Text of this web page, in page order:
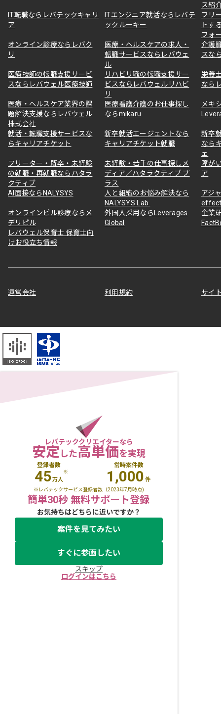
ス紹
IT転職ならレバテックキャリ
ア
ITエンジニア就活ならレバテ
ックルーキー
フリ
トす
フォ
オンライン診療ならレバク
リ
医療・ヘルスケアの求人・
転職サービスならレバウェ
ル
介護
スな
医療技師の転職支援サービ
スならレバウェル医療技師
リハビリ職の転職支援サー
ビスならレバウェルリハビ
リ
栄養
なら
医療・ヘルスケア業界の課
題解決支援ならレバウェル
株式会社
医療看護介護のお仕事探し
ならmikaru
メキ
就活・転職支援サービスな
らキャリアチケット
新卒就活エージェントなら
キャリアチケット就職
新卒
なら
ェ
フリーター・既卒・未経験
の就職・再就職ならハタラ
クティブ
未経験・若手の仕事探しメ
ディア／ハタラクティブ プ
ラス
障が
ア
AI面接ならNALYSYS
人と組織のお悩み解決なら
NALYSYS Lab.
アジ
オンラインピル診療ならメ
デリピル
外国人採用ならLeverages
Global
企業
レバウェル保育士 保育士向
けお役立ち情報
運営会社 利用規約 サイ
レバテッククリエイターなら
安定した高単価を実現
登録者数
45万人
※
常時案件数
1,000 件
※レバテックサービス登録者数（2023年7月時点)
簡単30秒 無料サポート登録
お気持ちはどちらに近いですか？
案件を見てみたい
すぐに参画したい
スキップ
ログインはこちら